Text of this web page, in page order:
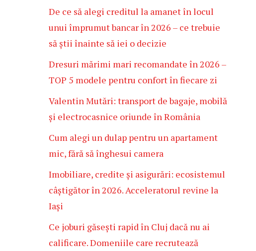
De ce să alegi creditul la amanet în locul
unui împrumut bancar în 2026 – ce trebuie
să știi înainte să iei o decizie
Dresuri mărimi mari recomandate în 2026 –
TOP 5 modele pentru confort în fiecare zi
Valentin Mutări: transport de bagaje, mobilă
și electrocasnice oriunde în România
Cum alegi un dulap pentru un apartament
mic, fără să înghesui camera
Imobiliare, credite și asigurări: ecosistemul
câștigător în 2026. Acceleratorul revine la
Iași
Ce joburi găsești rapid în Cluj dacă nu ai
calificare. Domeniile care recrutează